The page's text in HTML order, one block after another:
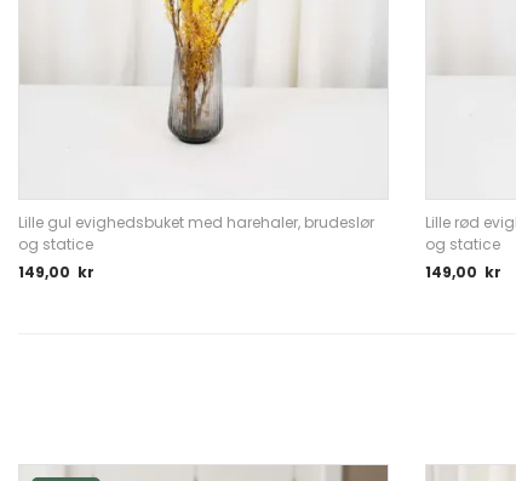
Lille gul evighedsbuket med harehaler, brudeslør
og statice
149,00 kr
Lille rød
og statice
149,00 kr